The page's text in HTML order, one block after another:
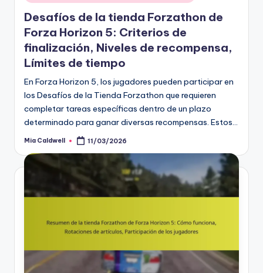
in
Desafíos de la tienda Forzathon de
Forza Horizon 5: Criterios de
finalización, Niveles de recompensa,
Límites de tiempo
En Forza Horizon 5, los jugadores pueden participar en
los Desafíos de la Tienda Forzathon que requieren
completar tareas específicas dentro de un plazo
determinado para ganar diversas recompensas. Estos…
Posted
Mia Caldwell 11/03/2026